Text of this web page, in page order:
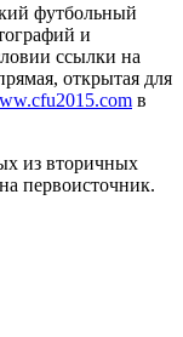
футбольный
и
ссылки на
открытая для
в
из вторичных
первоисточник.